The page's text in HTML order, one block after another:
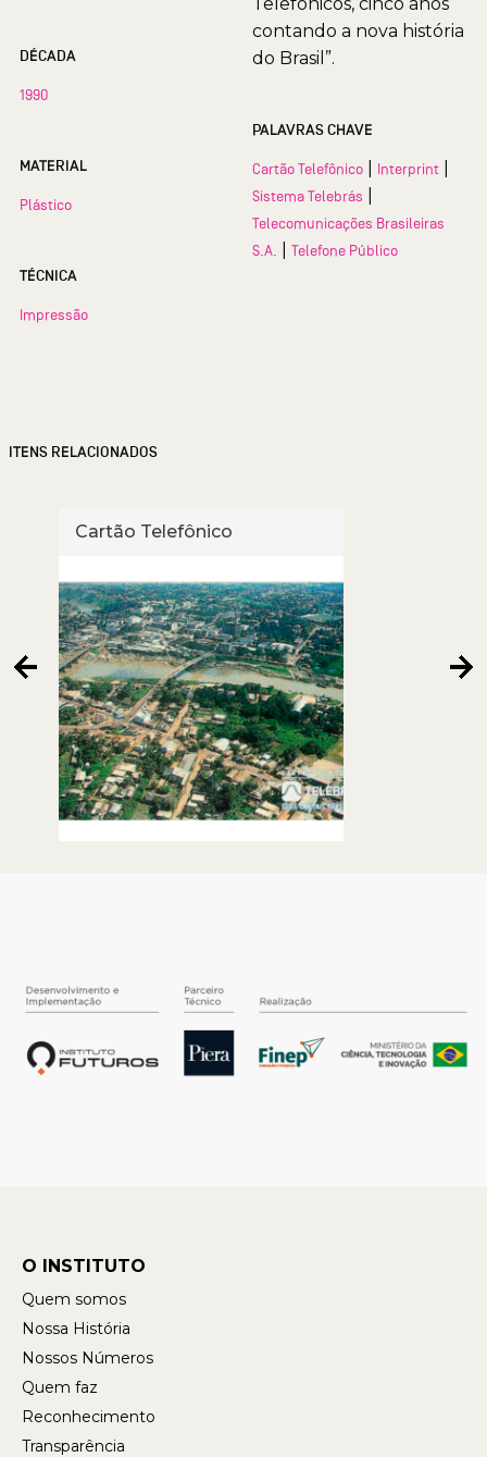
DÉCADA
1990
MATERIAL
Plástico
TÉCNICA
Impressão
contando a nova história
do Brasil”.
PALAVRAS CHAVE
Cartão Telefônico Interprint
Sistema Telebrás
Telecomunicações Brasileiras
S.A.
Telefone Público
ITENS RELACIONADOS
Cartão Telefônico
O INSTITUTO
Quem somos
Nossa História
Nossos Números
Quem faz
Reconhecimento
Transparência